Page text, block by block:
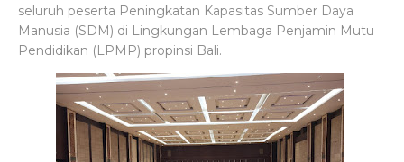
seluruh peserta Peningkatan Kapasitas Sumber Daya
Manusia (SDM) di Lingkungan Lembaga Penjamin Mutu
Pendidikan (LPMP) propinsi Bali.